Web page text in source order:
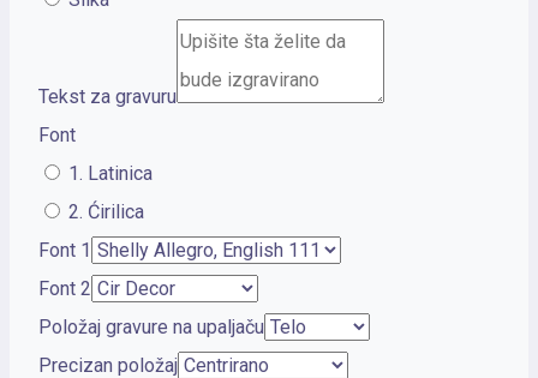
Tekst za gravuru
Font
1. Latinica
2. Ćirilica
Font 1
Font 2
Položaj gravure na upaljaču
Precizan položaj